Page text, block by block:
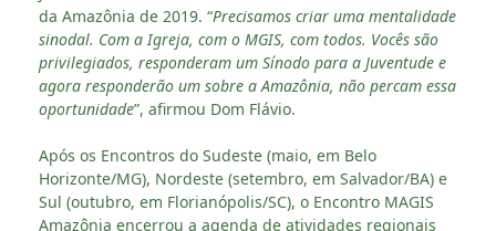
da Amazônia de 2019. “Precisamos criar uma mentalidade
sinodal. Com a Igreja, com o MGIS, com todos. Vocês são
privilegiados, responderam um Sínodo para a Juventude e
agora responderão um sobre a Amazônia, não percam essa
oportunidade”, afirmou Dom Flávio.
Após os Encontros do Sudeste (maio, em Belo
Horizonte/MG), Nordeste (setembro, em Salvador/BA) e
Sul (outubro, em Florianópolis/SC), o Encontro MAGIS
Amazônia encerrou a agenda de atividades regionais